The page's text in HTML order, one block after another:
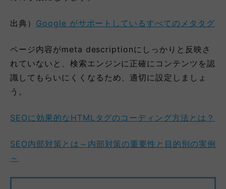
出典） Google がサポートしているすべてのメタタグ
ページ内容がmeta descriptionにしっかりと反映さ
れていないと、検索エンジンに正確にコンテンツを認
識してもらいにくくなるため、適切に設定しましょ
う。
SEOに効果的なHTMLタグのコーディング方法とは？
SEO内部対策とは～内部対策の重要性と目的別の実例
～